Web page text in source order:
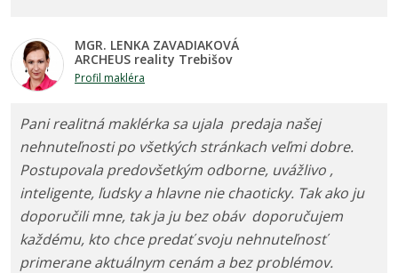
MGR. LENKA ZAVADIAKOVÁ
ARCHEUS reality Trebišov
Profil makléra
Pani realitná maklérka sa ujala predaja našej
nehnuteľnosti po všetkých stránkach veľmi dobre.
Postupovala predovšetkým odborne, uvážlivo ,
inteligente, ľudsky a hlavne nie chaoticky. Tak ako ju
doporučili mne, tak ja ju bez obáv doporučujem
každému, kto chce predať svoju nehnuteľnosť
primerane aktuálnym cenám a bez problémov.